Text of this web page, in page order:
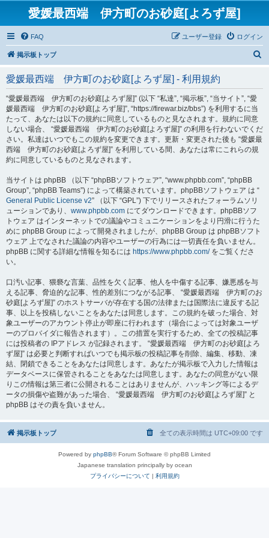
愛媛最西端 伊方町のお砂庭[よろず屋]
FAQ ログイン
ユーザー登録
掲示板トップ
愛媛最西端 伊方町のお砂庭[よろず屋] - 利用規約
“愛媛最西端 伊方町のお砂庭[よろず屋]” (以下 “私達”, “掲示板”, “当サイト”, “愛
媛最西端 伊方町のお砂庭[よろず屋]”, “https://firewar.biz/bbs”) を利用するに当
たって、あなたは以下の規約に同意しているものと見なされます。規約に同意
しない場合、 “愛媛最西端 伊方町のお砂庭[よろず屋]” の利用を行わないでくだ
さい。私達はいつでもこの規約を変更できます。更新・変更された後も “愛媛最
西端 伊方町のお砂庭[よろず屋]” を利用している間、あなたは常にこれらの規
約に同意しているものと見なされます。
当サイトは phpBB （以下 “phpBBソフトウェア”, “www.phpbb.com”, “phpBB
Group”, “phpBB Teams”) によって構築されています。phpBBソフトウェア は “
General Public License v2” （以下 “GPL”) 下でリリースされたフォーラムソリ
ューションであり、 www.phpbb.com にてダウンロードできます。phpBBソフ
トウェア はインターネットでの議論やコミュニケーションをより円滑に行うた
めに phpBB Group によって開発されましたが、phpBB Group は phpBBソフト
ウェア 上でなされた議論の内容やユーザーの行為には一切責任を負いません。
phpBB に関する詳細な情報を知るには https://www.phpbb.com/をご覧くださ
い。
口汚い記事、猥褻な言葉、品性を欠く記事、他人を中傷する記事、嫌悪感を与
える記事、脅迫的な記事、性的差別につながる記事、 “愛媛最西端 伊方町のお
砂庭[よろず屋]” のホストサーバが存在する国の法律または国際法に違反する記
事、以上を投稿しないことをあなたは同意します。この規約を破った場合、対
象ユーザーのアカウント停止が即座に行われます（場合によっては対象ユーザ
ーのプロバイダに報告されます）。この措置を実行するため、全ての投稿記事
には投稿者の IPアドレス が記録されます。 “愛媛最西端 伊方町のお砂庭[よろ
ず屋]” は必要と判断すればいつでも掲示板の投稿記事を削除、編集、移動、凍
結、閉鎖できることをあなたは同意します。あなたが掲示板で入力した情報は
データベースに保管されることをあなたは同意します。あなたの同意がない限
りこの情報は第三者に公開されることはありませんが、ハッキング等によるデ
ータの損傷や盗難があった場合、 “愛媛最西端 伊方町のお砂庭[よろず屋]” と
phpBB はその責を負いません。
掲示板トップ 全ての表示時間は UTC+09:00 です
Powered by phpBB® Forum Software © phpBB Limited
Japanese translation principally by ocean
プライバシーについて | 利用規約